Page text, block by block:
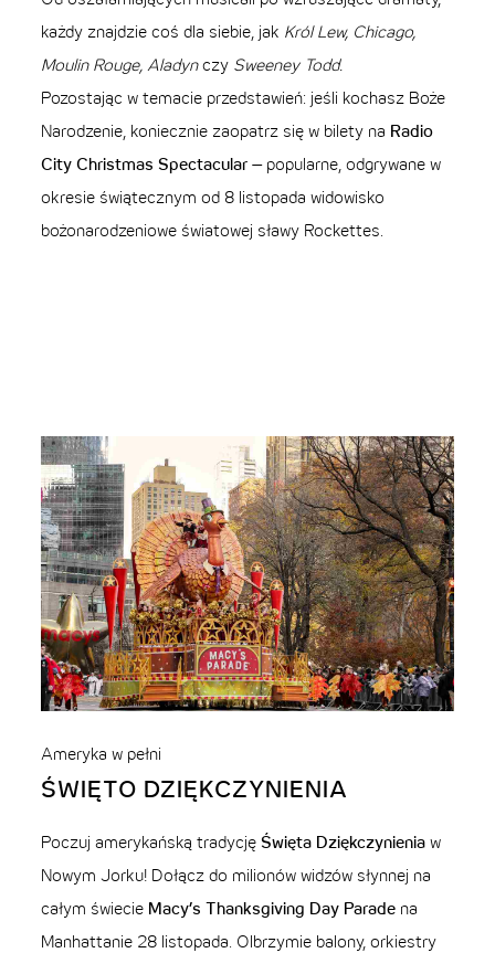
każdy znajdzie coś dla siebie, jak Król Lew, Chicago,
Moulin Rouge, Aladynczy Sweeney Todd.
Pozostając w temacie przedstawień: jeśli kochasz Boże
Narodzenie, koniecznie zaopatrz się w bilety na Radio
City Christmas Spectacular– popularne, odgrywane w
okresie świątecznym od 8 listopada widowisko
bożonarodzeniowe światowej sławy Rockettes.
Ameryka w pełni
ŚWIĘTO DZIĘKCZYNIENIA
Poczuj amerykańską tradycjęŚwięta Dziękczynienia w
Nowym Jorku! Dołącz do milionów widzów słynnej na
całym świecie Macy’s Thanksgiving Day Parade na
Manhattanie 28 listopada. Olbrzymie balony, orkiestry